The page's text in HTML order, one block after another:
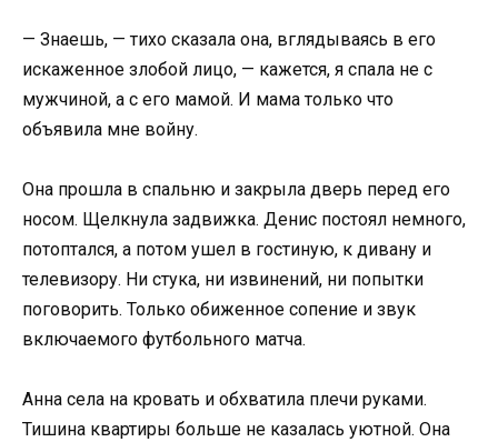
— Знаешь, — тихо сказала она, вглядываясь в его
искаженное злобой лицо, — кажется, я спала не с
мужчиной, а с его мамой. И мама только что
объявила мне войну.
Она прошла в спальню и закрыла дверь перед его
носом. Щелкнула задвижка. Денис постоял немного,
потоптался, а потом ушел в гостиную, к дивану и
телевизору. Ни стука, ни извинений, ни попытки
поговорить. Только обиженное сопение и звук
включаемого футбольного матча.
Анна села на кровать и обхватила плечи руками.
Тишина квартиры больше не казалась уютной. Она